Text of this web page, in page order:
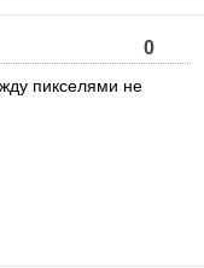
0
пикселями не